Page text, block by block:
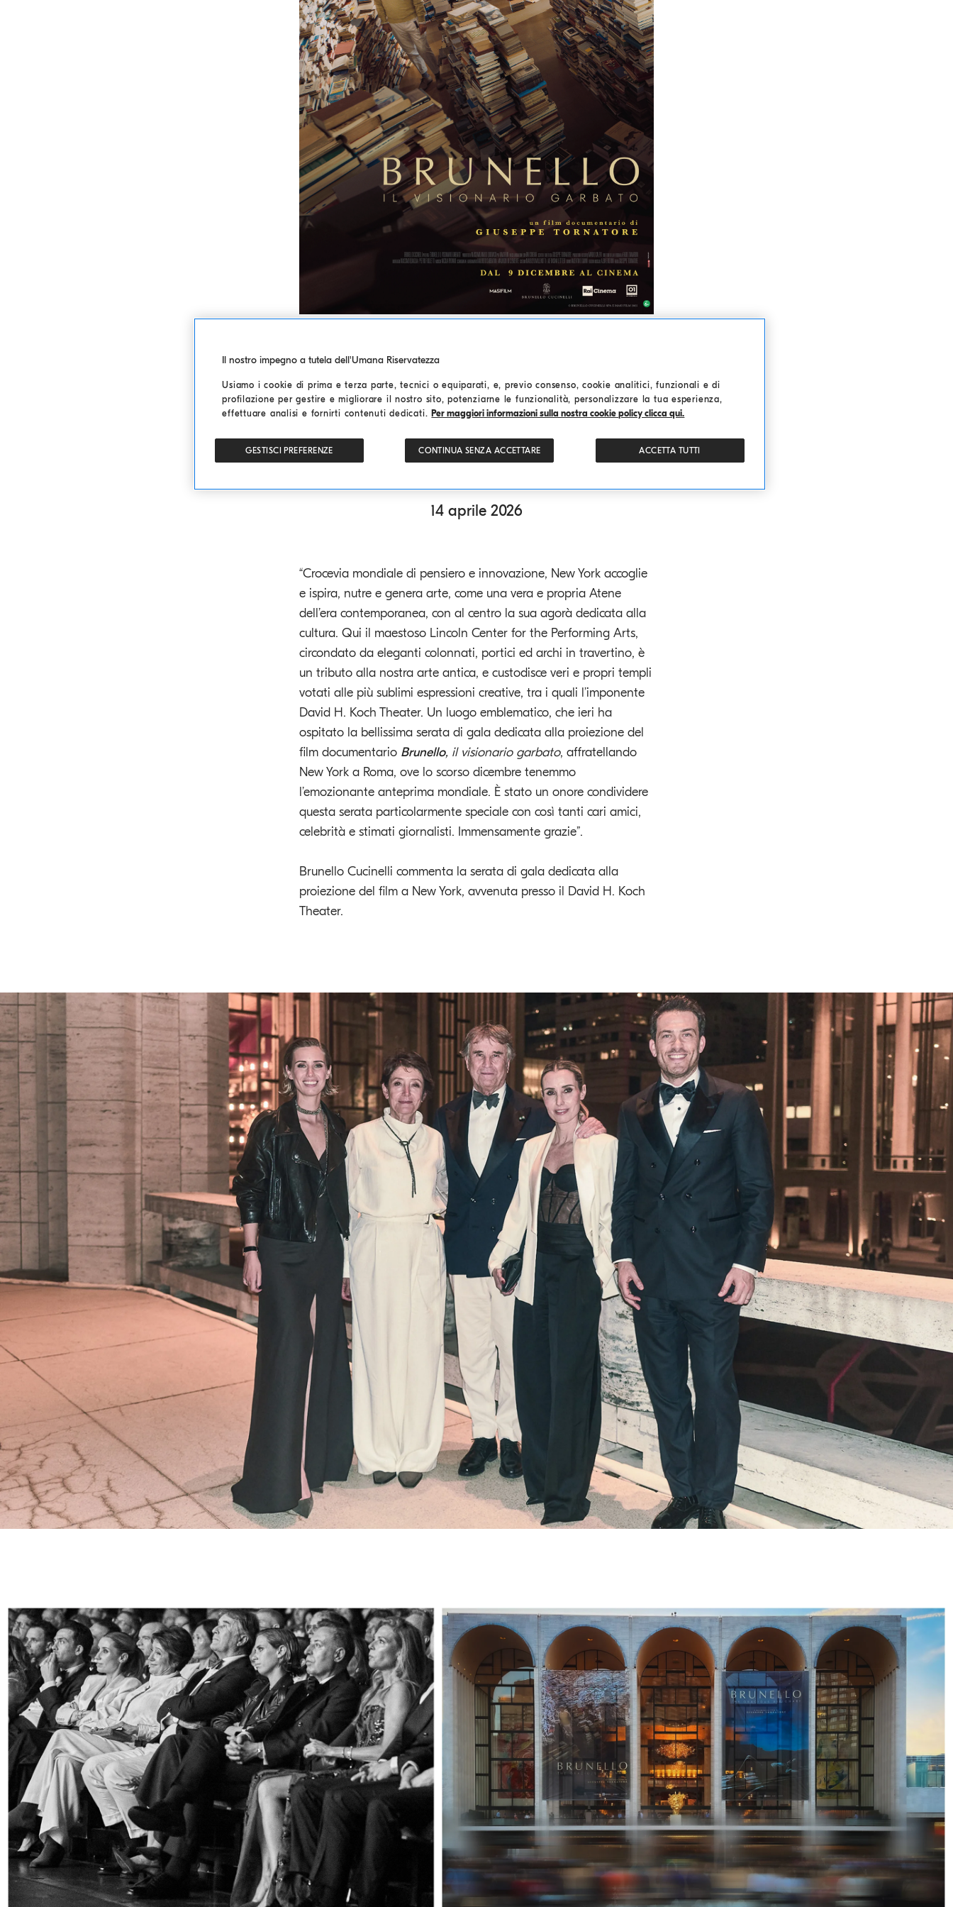
New YorkGala Screening
14 aprile 2026
“Crocevia mondiale di pensiero e innovazione, New York accoglie
e ispira, nutre e genera arte, come una vera e propria Atene
dell’era contemporanea, con al centro la sua agorà dedicata alla
cultura. Qui il maestoso Lincoln Center for the Performing Arts,
circondato da eleganti colonnati, portici ed archi in travertino, è
un tributo alla nostra arte antica, e custodisce veri e propri templi
votati alle più sublimi espressioni creative, tra i quali l’imponente
David H. Koch Theater. Un luogo emblematico, che ieri ha
ospitato la bellissima serata di gala dedicata alla proiezione del
film documentario Brunello, il visionario garbato, affratellando
New York a Roma, ove lo scorso dicembre tenemmo
l’emozionante anteprima mondiale. È stato un onore condividere
questa serata particolarmente speciale con così tanti cari amici,
celebrità e stimati giornalisti. Immensamente grazie”.
Brunello Cucinelli commenta la serata di gala dedicata alla
proiezione del film a New York, avvenuta presso il David H. Koch
Theater.
Il nostro impegno a tutela dell'Umana Riservatezza
Usiamo i cookie di prima e terza parte, tecnici o equiparati, e, previo consenso, cookie analitici, funzionali e di
profilazione per gestire e migliorare il nostro sito, potenziarne le funzionalità, personalizzare la tua esperienza,
effettuare analisi e fornirti contenuti dedicati. Per maggiori informazioni sulla nostra cookie policy clicca qui.
CONTINUA SENZA ACCETTARE ACCETTA TUTTI
GESTISCI PREFERENZE